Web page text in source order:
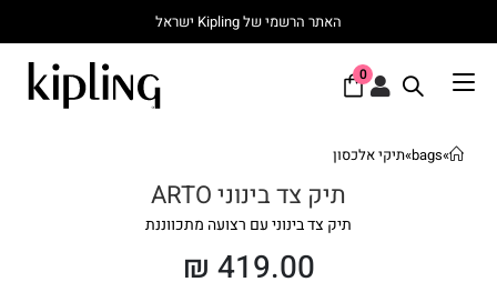
האתר הרשמי של Kipling ישראל
0
»
bags
»תיקי אלכסון
תיק צד בינוני ARTO
תיק צד בינוני עם רצועה מתכווננת
₪ 419.00